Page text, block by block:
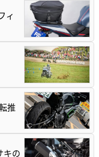
ィ
推
キの